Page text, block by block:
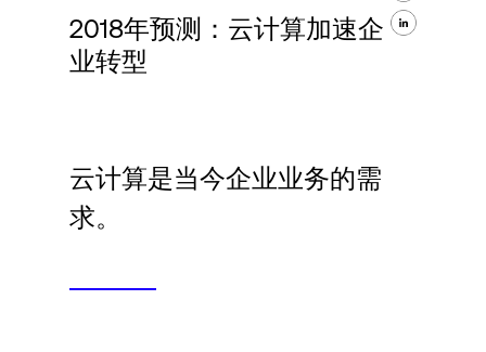
专业知识和资源
Language
2018年预测：云计算加速企
业转型
云计算是当今企业业务的需
求。